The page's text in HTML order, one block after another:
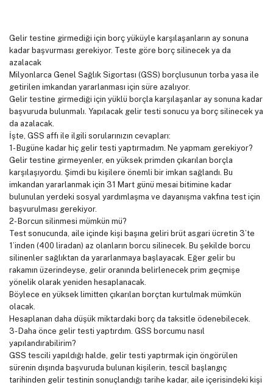
Gelir testine girmediği için borç yüküyle karşılaşanların ay sonuna
kadar başvurması gerekiyor. Teste göre borç silinecek ya da
azalacak
Milyonlarca Genel Sağlık Sigortası (GSS) borçlusunun torba yasa ile
getirilen imkandan yararlanması için süre azalıyor.
Gelir testine girmediği için yüklü borçla karşılaşanlar ay sonuna kadar
başvuruda bulunmalı. Yapılacak gelir testi sonucu ya borç silinecek ya
da azalacak.
İşte, GSS affı ile ilgili sorularınızın cevapları:
1- Bugüne kadar hiç gelir testi yaptırmadım. Ne yapmam gerekiyor?
Gelir testine girmeyenler, en yüksek primden çıkarılan borçla
karşılaşıyordu. Şimdi bu kişilere önemli bir imkan sağlandı. Bu
imkandan yararlanmak için 31 Mart günü mesai bitimine kadar
bulunulan yerdeki sosyal yardımlaşma ve dayanışma vakfına test için
başvurulması gerekiyor.
2- Borcun silinmesi mümkün mü?
Test sonucunda, aile içinde kişi başına geliri brüt asgari ücretin 3’te
1’inden (400 liradan) az olanların borcu silinecek. Bu şekilde borcu
silinenler sağlıktan da yararlanmaya başlayacak. Eğer gelir bu
rakamın üzerindeyse, gelir oranında belirlenecek prim geçmişe
yönelik olarak yeniden hesaplanacak.
Böylece en yüksek limitten çıkarılan borçtan kurtulmak mümkün
olacak.
Hesaplanan daha düşük miktardaki borç da taksitle ödenebilecek.
3- Daha önce gelir testi yaptırdım. GSS borcumu nasıl
yapılandırabilirim?
GSS tescili yapıldığı halde, gelir testi yaptırmak için öngörülen
sürenin dışında başvuruda bulunan kişilerin, tescil başlangıç
tarihinden gelir testinin sonuçlandığı tarihe kadar, aile içerisindeki kişi